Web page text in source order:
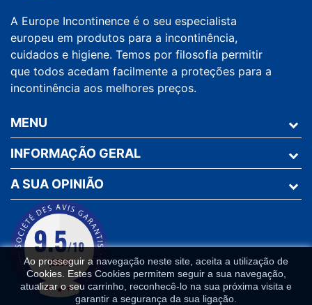
A Europe Incontinence é o seu especialista
europeu em produtos para a incontinência,
cuidados e higiene. Temos por filosofia permitir
que todos acedam facilmente a proteções para a
incontinência aos melhores preços.
MENU
INFORMAÇÃO GERAL
Ao prosseguir a navegação neste site, aceita a utilização de
Cookies. Estes Cookies permitem seguir a sua navegação,
atualizar o seu carrinho, reconhecê-lo na sua próxima visita e
garantir a segurança da sua ligação.
A SUA OPINIÃO